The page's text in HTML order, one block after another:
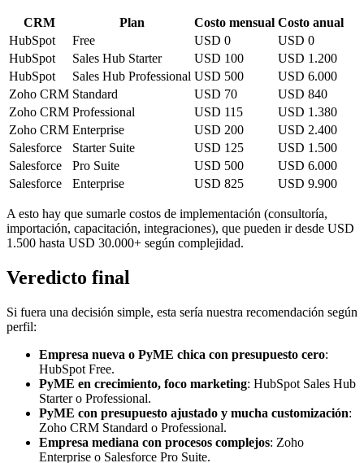
CRM Plan Costo mensual Costo anual
HubSpot
Free USD 0
USD 0
HubSpot
Sales Hub Starter USD 100
USD 1.200
HubSpot
Sales Hub Professional USD 500
USD 6.000
Zoho CRM Standard USD 70
USD 840
Zoho CRM Professional USD 115
USD 1.380
Zoho CRM Enterprise USD 200
USD 2.400
Salesforce
Starter Suite USD 125
USD 1.500
Salesforce
Pro Suite USD 500
USD 6.000
Salesforce
Enterprise USD 825 USD 9.900
A esto hay que sumarle costos de implementación (consultoría,
importación, capacitación, integraciones), que pueden ir desde USD
1.500 hasta USD 30.000+ según complejidad.
Veredicto final
Si fuera una decisión simple, esta sería nuestra recomendación según
perfil:
Empresa nueva o PyME chica con presupuesto cero:
HubSpot Free.
PyME en crecimiento, foco marketing: HubSpot Sales Hub
Starter o Professional.
PyME con presupuesto ajustado y mucha customización:
Zoho CRM Standard o Professional.
Empresa mediana con procesos complejos: Zoho
Enterprise o Salesforce Pro Suite.